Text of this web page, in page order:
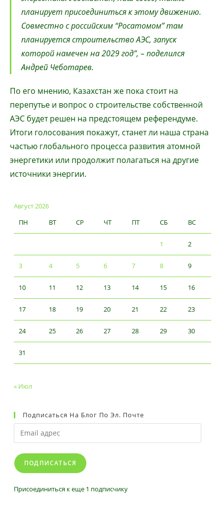
планирует присоединиться к этому движению.
Совместно с российским “Росатомом” там
планируется строительство АЭС, запуск
которой намечен на 2029 год”, – поделился
Андрей Чеботарев.
По его мнению, Казахстан же пока стоит на
перепутье и вопрос о строительстве собственной
АЭС будет решен на предстоящем референдуме.
Итоги голосования покажут, станет ли наша страна
частью глобального процесса развития атомной
энергетики или продолжит полагаться на другие
источники энергии.
Август 2026
ПН
ВТ СР ЧТ ПТ СБ ВС
1 2
3 4 5 6 7 8 9
10 11 12 13 14 15 16
17 18 19 20 21 22 23
24 25 26 27 28 29 30
31
« Июл
Подписаться На Блог По Эл. Почте
Email
адрес
ПОДПИСАТЬСЯ
Присоединиться к еще 1 подписчику